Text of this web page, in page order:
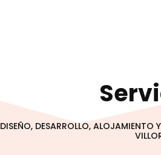
DISEÑO, DESARROLLO, ALOJAMIENTO